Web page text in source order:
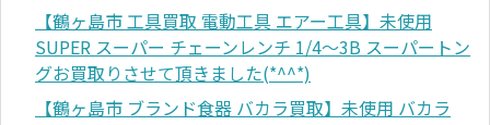
【鶴ヶ島市 工具買取 電動工具 エアー工具】未使用
SUPER スーパー チェーンレンチ 1/4～3B スーパートン
グお買取りさせて頂きました(*^^*)
【鶴ヶ島市 ブランド食器 バカラ買取】未使用 バカラ